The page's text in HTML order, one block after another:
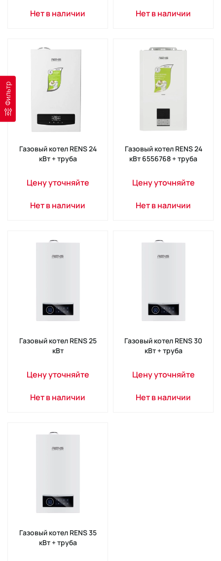
Фильтр
Нет в наличии Нет в наличии
Газовый котел RENS 24
кВт + труба
Цену уточняйте
Нет в наличии
Газовый котел RENS 24
кВт 6556768 + труба
Цену уточняйте
Нет в наличии
Газовый котел RENS 25
кВт
Цену уточняйте
Нет в наличии
Газовый котел RENS 30
кВт + труба
Цену уточняйте
Нет в наличии
Газовый котел RENS 35
кВт + труба